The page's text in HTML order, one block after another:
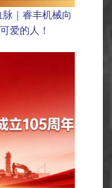
｜睿丰机械向
爱的人！